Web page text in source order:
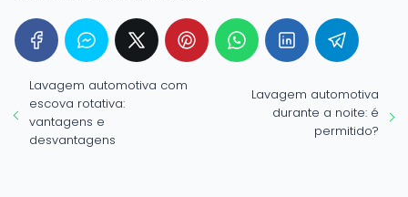
Lavagem automotiva com
escova rotativa:
vantagens e
desvantagens
Lavagem automotiva
durante a noite: é
permitido?